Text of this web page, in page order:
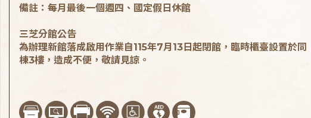
備註：每月最後一個週四、國定假日休館
三芝分館公告
為辦理新館落成啟用作業自115年7月13日起閉館，臨時櫃臺設置於同
棟3樓，造成不便，敬請見諒。